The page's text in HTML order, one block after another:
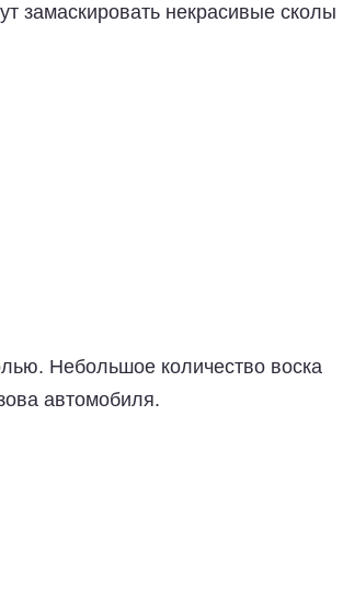
замаскировать некрасивые сколы
Небольшое количество воска
автомобиля.